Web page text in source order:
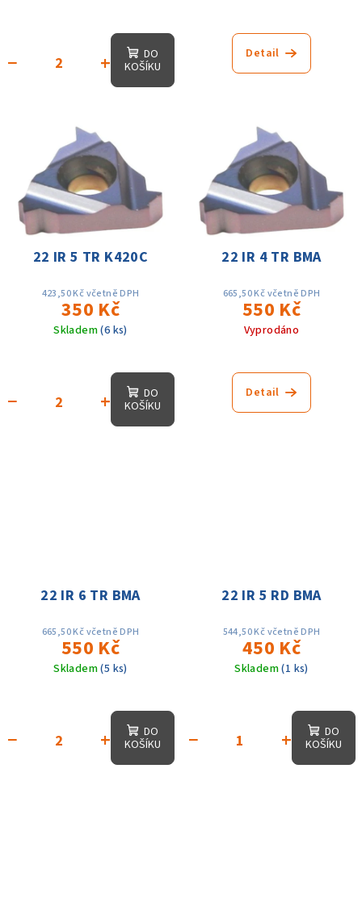
+
−
DO
KOŠÍKU
Detail
22 IR 5 TR K420C
423,50 Kč včetně DPH
350 Kč
Skladem(6 ks)
+
−
DO
KOŠÍKU
22 IR 4 TR BMA
665,50 Kč včetně DPH
550 Kč
Vyprodáno
Detail
22 IR 6 TR BMA
665,50 Kč včetně DPH
550 Kč
Skladem(5 ks)
+
−
DO
KOŠÍKU
22 IR 5 RD BMA
544,50 Kč včetně DPH
450 Kč
Skladem(1 ks)
+
−
DO
KOŠÍKU